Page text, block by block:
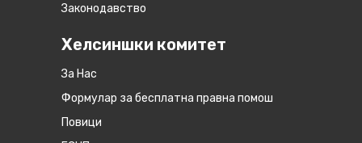
Законодавство
Хелсиншки комитет
За Нас
Формулар за бесплатна правна помош
Повици